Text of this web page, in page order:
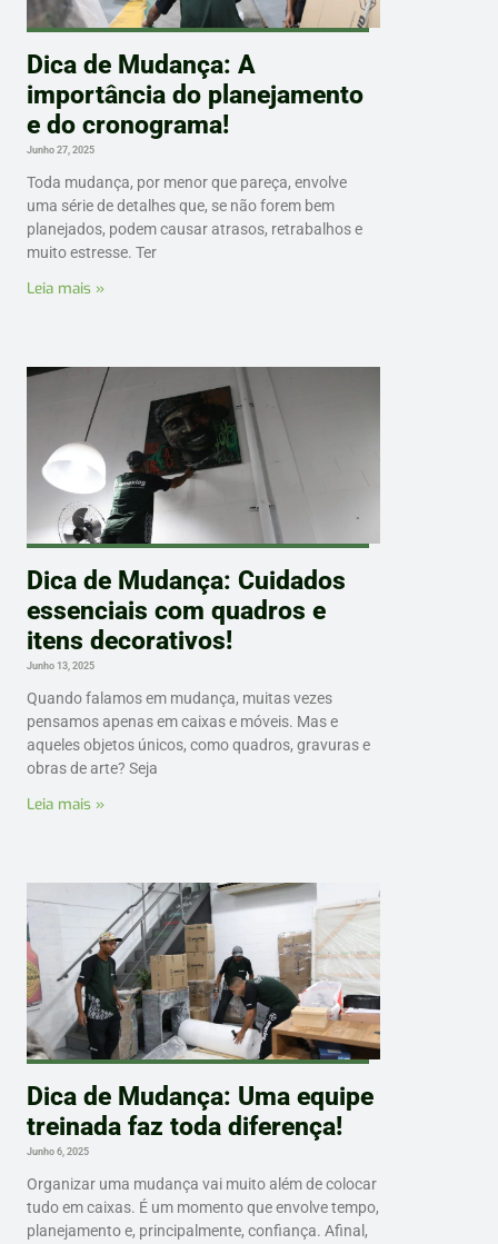
Dica de Mudança: A
importância do planejamento
e do cronograma!
Junho 27, 2025
Toda mudança, por menor que pareça, envolve
uma série de detalhes que, se não forem bem
planejados, podem causar atrasos, retrabalhos e
muito estresse. Ter
Leia mais »
Dica de Mudança: Cuidados
essenciais com quadros e
itens decorativos!
Junho 13, 2025
Quando falamos em mudança, muitas vezes
pensamos apenas em caixas e móveis. Mas e
aqueles objetos únicos, como quadros, gravuras e
obras de arte? Seja
Leia mais »
Dica de Mudança: Uma equipe
treinada faz toda diferença!
Junho 6, 2025
Organizar uma mudança vai muito além de colocar
tudo em caixas. É um momento que envolve tempo,
planejamento e, principalmente, confiança. Afinal,